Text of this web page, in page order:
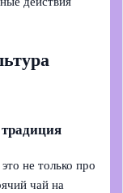
не только про
чай на